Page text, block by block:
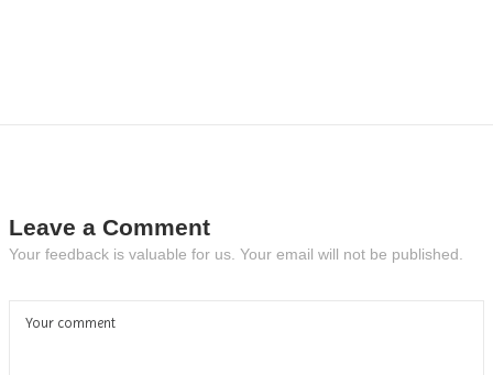
Leave a Comment
Your feedback is valuable for us. Your email will not be published.